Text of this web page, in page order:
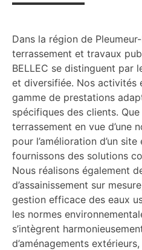
Dans la région de
terrassement et travaux
BELLEC se distinguent par
et diversifiée. Nos activités
gamme de prestations
spécifiques des clients.
terrassement en vue d’une
pour l’amélioration d’un
fournissons des solutions
Nous réalisons également
d’assainissement sur
gestion efficace des eaux
les normes
s’intègrent
d’aménagements